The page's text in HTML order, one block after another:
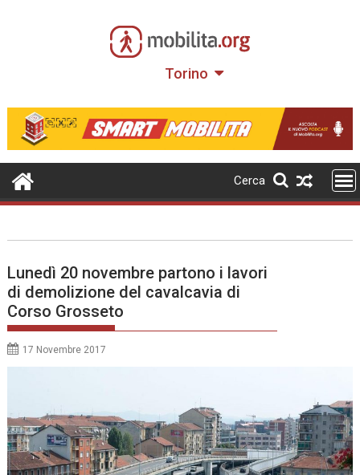
Torino
Cerca
Lunedì 20 novembre partono i lavori
di demolizione del cavalcavia di
Corso Grosseto
17 Novembre 2017